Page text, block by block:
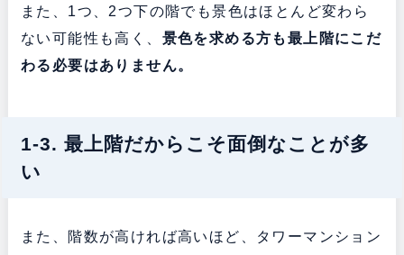
また、1つ、2つ下の階でも景色はほとんど変わら
ない可能性も高く、 景色を求める方も最上階にこだ
わる必要はありません。
1-3. 最上階だからこそ面倒なことが多
い
また、階数が高ければ高いほど、タワーマンション